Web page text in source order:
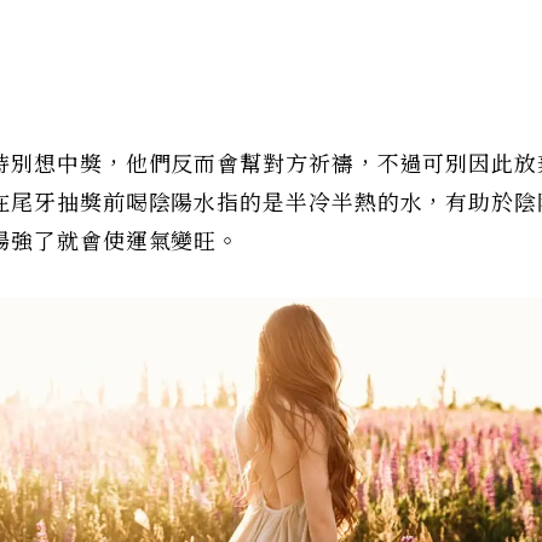
想中獎，他們反而會幫對方祈禱，不過可別因此
牙抽獎前喝陰陽水指的是半冷半熱的水，有助於
了就會使運氣變旺。